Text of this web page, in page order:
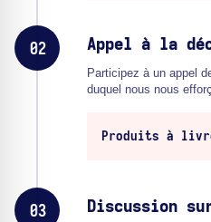
02 Appel à la
Participez à un appel
duquel nous nous
Produits à
03 Discussion